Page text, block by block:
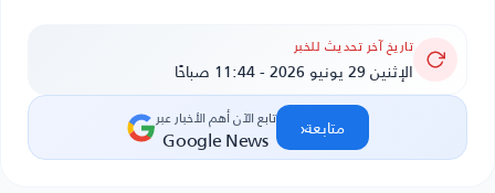
تاريخ آخر تحديث للخبر
الإثنين 29 يونيو 2026 - 11:44 صباحًا
تابع الآن أهم الأخبار عبر
Google News متابعة‹